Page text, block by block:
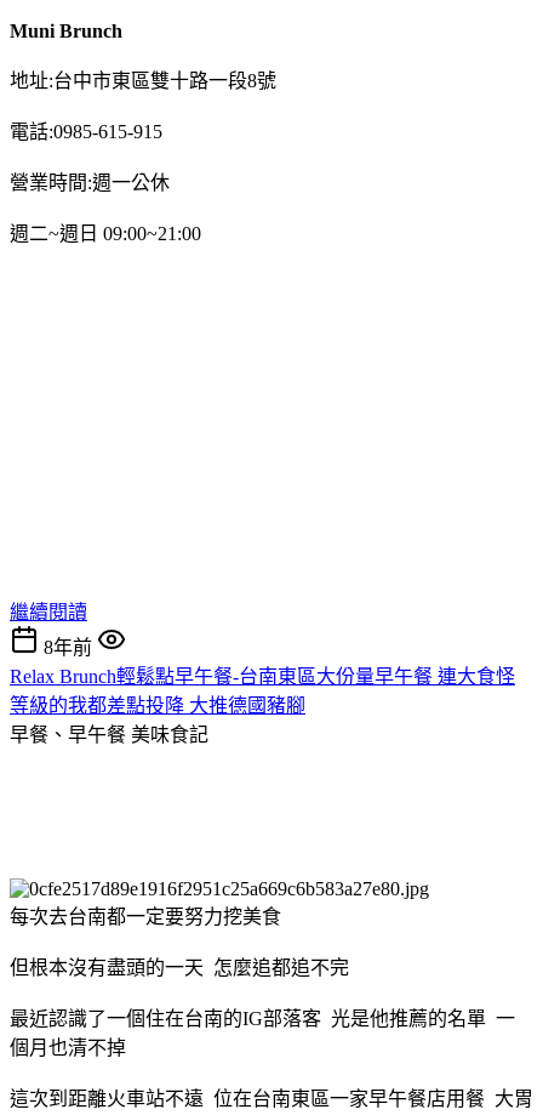
Muni Brunch
地址:台中市東區雙十路一段8號
電話:0985-615-915
營業時間:週一公休
週二~週日 09:00~21:00
繼續閱讀
8年前
Relax Brunch輕鬆點早午餐-台南東區大份量早午餐 連大食怪
等級的我都差點投降 大推德國豬腳
早餐、早午餐 美味食記
每次去台南都一定要努力挖美食
但根本沒有盡頭的一天 怎麼追都追不完
最近認識了一個住在台南的IG部落客 光是他推薦的名單 一
個月也清不掉
這次到距離火車站不遠 位在台南東區一家早午餐店用餐 大胃